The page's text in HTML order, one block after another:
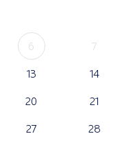
6 7
13 14
20 21
27 28